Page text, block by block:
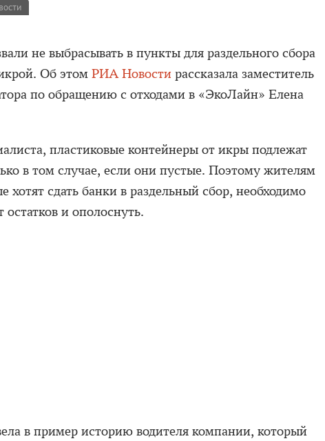
не выбрасывать в пункты для раздельного сбора
Об этом РИА Новости рассказала заместитель
по обращению с отходами в «ЭкоЛайн» Елена
пластиковые контейнеры от икры подлежат
в том случае, если они пустые. Поэтому жителям
хотят сдать банки в раздельный сбор, необходимо
остатков и ополоснуть.
в пример историю водителя компании, который